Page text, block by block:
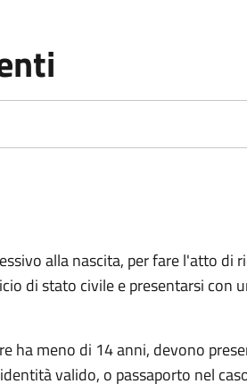
alla nascita, per fare l'atto di
di stato civile e presentarsi con
ha meno di 14 anni, devono
valido, o passaporto nel